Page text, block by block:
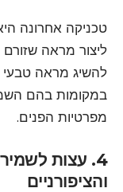
טכניקה אחרונה
ליצור מראה
להשיג מראה
במקומות בהם
מפרטיות הפנים.
4. עצות
והציפורניים